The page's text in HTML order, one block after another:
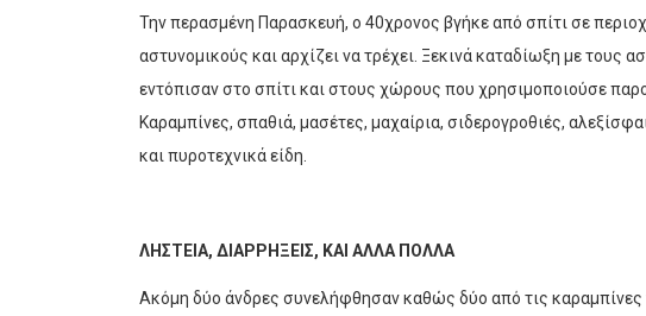
Την περασμένη Παρασκευή, ο 40χρονος βγήκε από σπίτι σε
αστυνομικούς και αρχίζει να τρέχει. Ξεκινά καταδίωξη με τους
εντόπισαν στο σπίτι και στους χώρους που χρησιμοποιούσε
Καραμπίνες, σπαθιά, μασέτες, μαχαίρια, σιδερογροθιές,
και πυροτεχνικά είδη.
ΛΗΣΤΕΙΑ, ΔΙΑΡΡΗΞΕΙΣ, ΚΑΙ ΑΛΛΑ ΠΟΛΛΑ
Ακόμη δύο άνδρες συνελήφθησαν καθώς δύο από τις